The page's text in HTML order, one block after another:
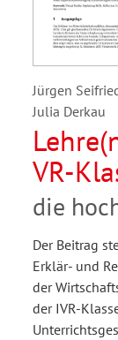
Jürgen
Julia Derkau
VR-
die
Der Beitrag
Erklär- und
der
der IVR-